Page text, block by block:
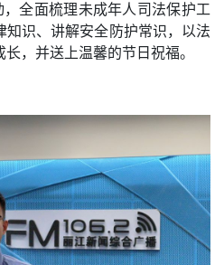
，全面梳理未成年人司法保护工
知识、讲解安全防护常识，以法
，并送上温馨的节日祝福。